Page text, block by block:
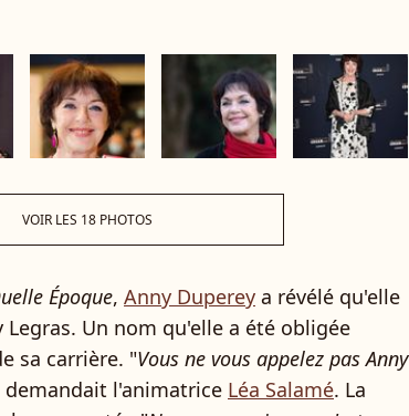
VOIR LES 18 PHOTOS
Époque, Anny Duperey a révélé qu'elle
Un nom qu'elle a été obligée
sa carrière. "Vous ne vous appelez pas Anny
demandait l'animatrice Léa Salamé. La